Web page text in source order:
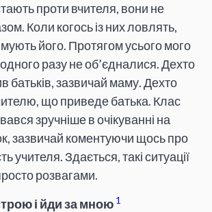
проти вчителя, вони не
Коли когось із них ловлять,
його. Протягом усього мого
разу не об’єдналися. Дехто
батьків, зазвичай маму. Дехто
що приведе батька. Клас
зручніше в очікуванні на
зазвичай коментуючи щось про
учителя. Здається, такі ситуації
розвагами.
і йди за мною 1